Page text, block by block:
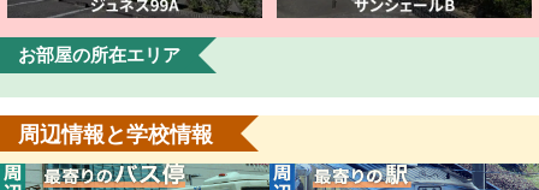
お部屋の所在エリア
周辺情報と学校情報